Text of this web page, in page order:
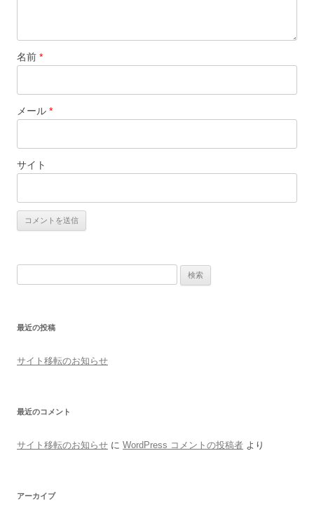
名前 *
メール *
サイト
最近の投稿
サイト移転のお知らせ
最近のコメント
サイト移転のお知らせ に WordPress コメントの投稿者 より
アーカイブ